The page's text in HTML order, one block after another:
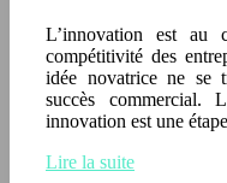
L’innovation est
compétitivité des
idée novatrice ne se
succès commercial.
innovation est une
Lire la suite